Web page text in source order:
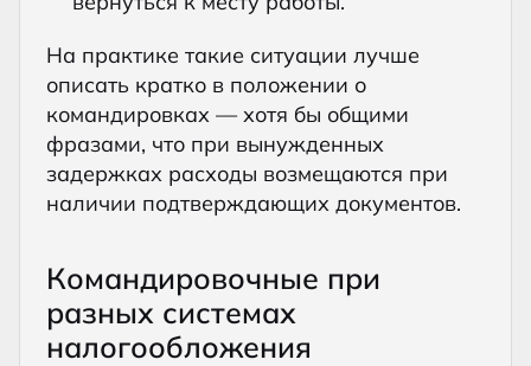
На практике такие ситуации лучше
описать кратко в положении о
командировках — хотя бы общими
фразами, что при вынужденных
задержках расходы возмещаются при
наличии подтверждающих документов.
Командировочные при
разных системах
налогообложения